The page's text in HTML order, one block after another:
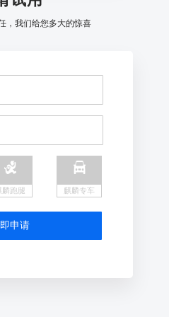
，我们给您多大的惊喜
麟跑腿 麒麟专车
申请